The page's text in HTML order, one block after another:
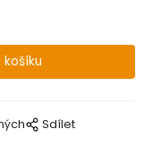
Sdílet